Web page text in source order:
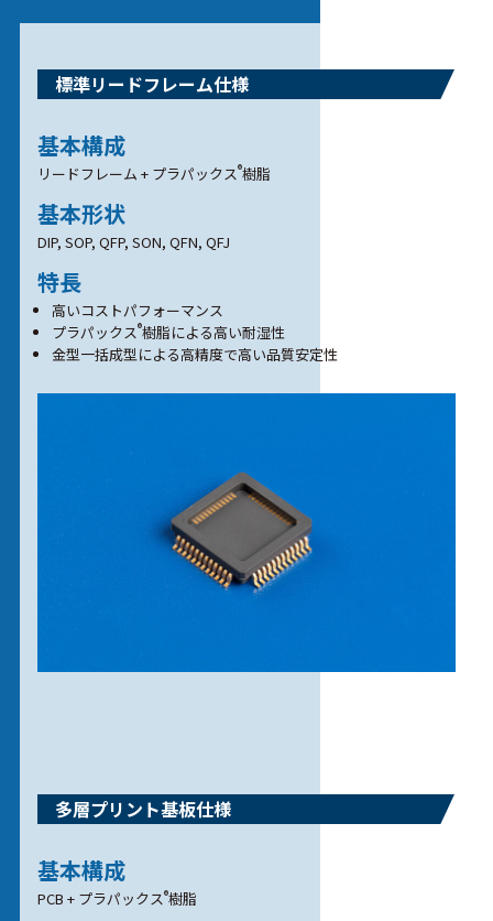
標準リードフレーム仕様
基本構成
リードフレーム + プラパックス®樹脂
基本形状
DIP, SOP, QFP, SON, QFN, QFJ
特長
高いコストパフォーマンス
プラパックス®樹脂による高い耐湿性
金型一括成型による高精度で高い品質安定性
多層プリント基板仕様
基本構成
PCB + プラパックス®樹脂